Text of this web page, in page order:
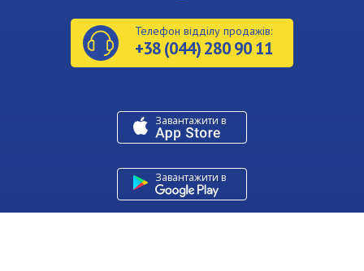
Телефон відділу продажів:
+38 (044) 280 90 11
Завантажити в
Завантажити в